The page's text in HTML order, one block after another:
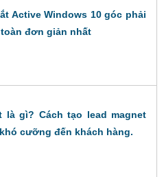
Active Windows 10 góc phải
đơn giản nhất
là gì? Cách tạo lead magnet
khó cưỡng đến khách hàng.